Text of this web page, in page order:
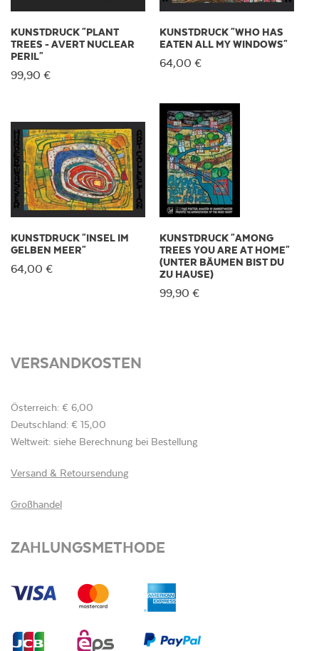
KUNSTDRUCK "PLANT
TREES - AVERT NUCLEAR
PERIL"
99,90 €
KUNSTDRUCK "WHO HAS
EATEN ALL MY WINDOWS"
64,00 €
KUNSTDRUCK "INSEL IM
GELBEN MEER"
64,00 €
KUNSTDRUCK "AMONG
TREES YOU ARE AT HOME"
(UNTER BÄUMEN BIST DU
ZU HAUSE)
99,90 €
VERSANDKOSTEN
Österreich: € 6,00
Deutschland: € 15,00
Weltweit: siehe Berechnung bei Bestellung
Versand & Retoursendung
Großhandel
ZAHLUNGSMETHODE